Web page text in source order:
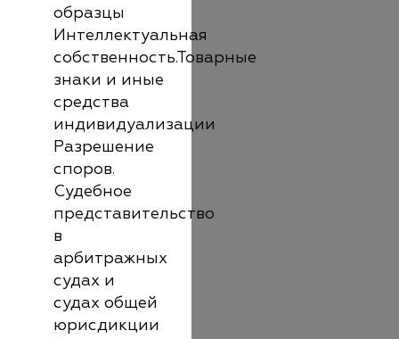
образцы
Интеллектуальная
собственность.Товарные
знаки и иные
средства
индивидуализации
Разрешение
споров.
Судебное
представительство
в
арбитражных
судах и
судах общей
юрисдикции